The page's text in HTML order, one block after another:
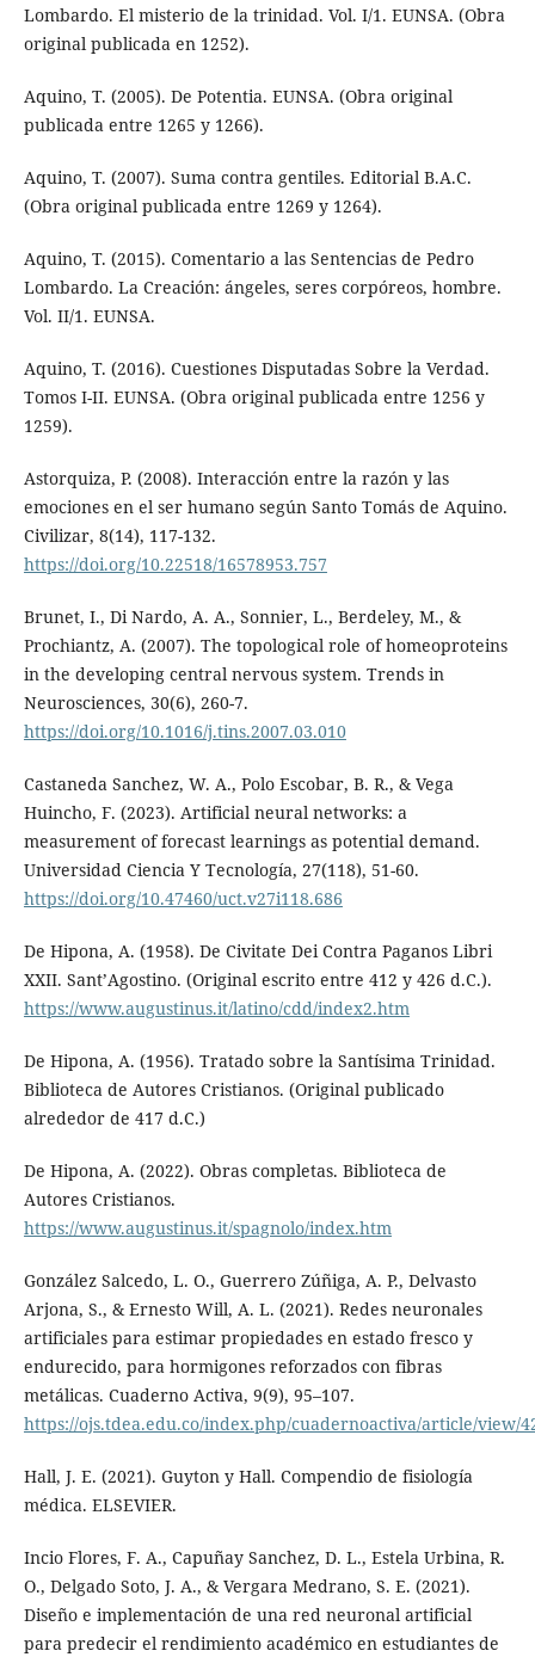
Lombardo. El misterio de la trinidad. Vol. I/1. EUNSA. (Obra
original publicada en 1252).
Aquino, T. (2005). De Potentia. EUNSA. (Obra original
publicada entre 1265 y 1266).
Aquino, T. (2007). Suma contra gentiles. Editorial B.A.C.
(Obra original publicada entre 1269 y 1264).
Aquino, T. (2015). Comentario a las Sentencias de Pedro
Lombardo. La Creación: ángeles, seres corpóreos, hombre.
Vol. II/1. EUNSA.
Aquino, T. (2016). Cuestiones Disputadas Sobre la Verdad.
Tomos I-II. EUNSA. (Obra original publicada entre 1256 y
1259).
Astorquiza, P. (2008). Interacción entre la razón y las
emociones en el ser humano según Santo Tomás de Aquino.
Civilizar, 8(14), 117-132.
https://doi.org/10.22518/16578953.757
Brunet, I., Di Nardo, A. A., Sonnier, L., Berdeley, M., &
Prochiantz, A. (2007). The topological role of homeoproteins
in the developing central nervous system. Trends in
Neurosciences, 30(6), 260-7.
https://doi.org/10.1016/j.tins.2007.03.010
Castaneda Sanchez, W. A., Polo Escobar, B. R., & Vega
Huincho, F. (2023). Artificial neural networks: a
measurement of forecast learnings as potential demand.
Universidad Ciencia Y Tecnología, 27(118), 51-60.
https://doi.org/10.47460/uct.v27i118.686
De Hipona, A. (1958). De Civitate Dei Contra Paganos Libri
XXII. Sant’Agostino. (Original escrito entre 412 y 426 d.C.).
https://www.augustinus.it/latino/cdd/index2.htm
De Hipona, A. (1956). Tratado sobre la Santísima Trinidad.
Biblioteca de Autores Cristianos. (Original publicado
alrededor de 417 d.C.)
De Hipona, A. (2022). Obras completas. Biblioteca de
Autores Cristianos.
https://www.augustinus.it/spagnolo/index.htm
González Salcedo, L. O., Guerrero Zúñiga, A. P., Delvasto
Arjona, S., & Ernesto Will, A. L. (2021). Redes neuronales
artificiales para estimar propiedades en estado fresco y
endurecido, para hormigones reforzados con fibras
metálicas. Cuaderno Activa, 9(9), 95–107.
https://ojs.tdea.edu.co/index.php/cuadernoactiva/article/view/
Hall, J. E. (2021). Guyton y Hall. Compendio de fisiología
médica. ELSEVIER.
Incio Flores, F. A., Capuñay Sanchez, D. L., Estela Urbina, R.
O., Delgado Soto, J. A., & Vergara Medrano, S. E. (2021).
Diseño e implementación de una red neuronal artificial
para predecir el rendimiento académico en estudiantes de